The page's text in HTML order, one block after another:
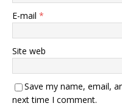
E-mail *
Site web
Save my name, email,
next time I comment.